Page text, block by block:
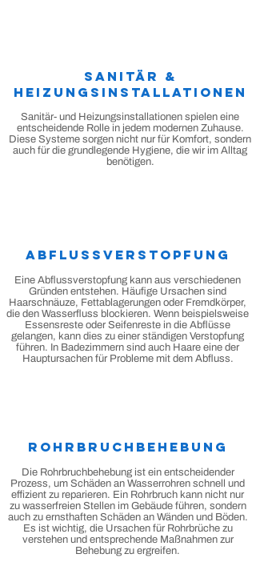
Sanitär &
Heizungsinstallationen
Sanitär- und Heizungsinstallationen spielen eine
entscheidende Rolle in jedem modernen Zuhause.
Diese Systeme sorgen nicht nur für Komfort, sondern
auch für die grundlegende Hygiene, die wir im Alltag
benötigen.
Abflussverstopfung
Eine Abflussverstopfung kann aus verschiedenen
Gründen entstehen. Häufige Ursachen sind
Haarschnäuze, Fettablagerungen oder Fremdkörper,
die den Wasserfluss blockieren. Wenn beispielsweise
Essensreste oder Seifenreste in die Abflüsse
gelangen, kann dies zu einer ständigen Verstopfung
führen. In Badezimmern sind auch Haare eine der
Hauptursachen für Probleme mit dem Abfluss.
Rohrbruchbehebung
Die Rohrbruchbehebung ist ein entscheidender
Prozess, um Schäden an Wasserrohren schnell und
effizient zu reparieren. Ein Rohrbruch kann nicht nur
zu wasserfreien Stellen im Gebäude führen, sondern
auch zu ernsthaften Schäden an Wänden und Böden.
Es ist wichtig, die Ursachen für Rohrbrüche zu
verstehen und entsprechende Maßnahmen zur
Behebung zu ergreifen.